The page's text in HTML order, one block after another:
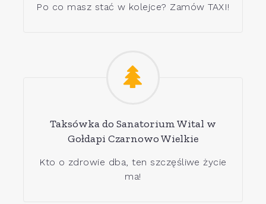
Po co masz stać w kolejce? Zamów TAXI!
Taksówka do Sanatorium Wital w
Gołdapi Czarnowo Wielkie
Kto o zdrowie dba, ten szczęśliwe życie
ma!